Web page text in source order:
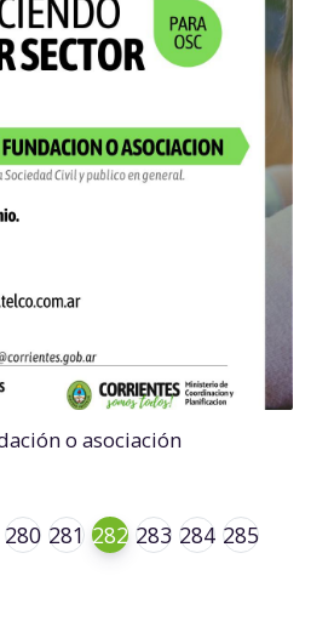
o asociación
280 281 282 283 284 285